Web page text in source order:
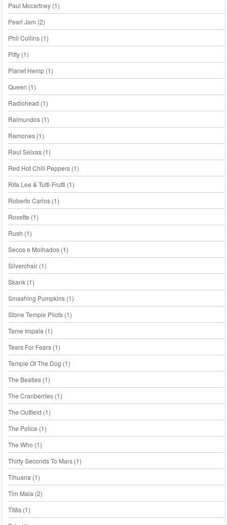
Paul Mccartney(1)
Pearl Jam (2)
Phil Collins(1)
Pitty(1)
Planet Hemp(1)
Queen (1)
Radiohead (1)
Raimundos(1)
Ramones(1)
Raul Seixas(1)
Red Hot Chili Peppers(1)
Rita Lee & Tutti-Frutti (1)
Roberto Carlos(1)
Roxette (1)
Rush (1)
Secos e Molhados(1)
Silverchair(1)
Skank(1)
Smashing Pumpkins(1)
Stone Temple Pilots(1)
Tame Impala (1)
Tears For Fears(1)
Temple Of The Dog (1)
The Beatles(1)
The Cranberries(1)
The Outfield (1)
The Police (1)
The Who (1)
Thirty Seconds To Mars(1)
Tihuana (1)
Tim Maia (2)
Titãs(1)